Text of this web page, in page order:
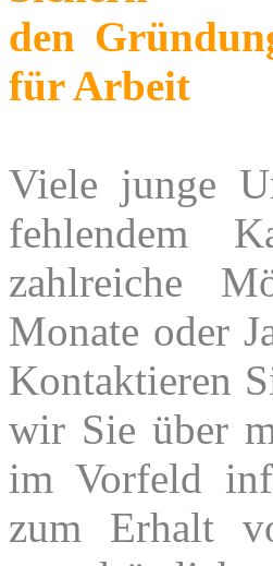
den
für Arbeit
Viele junge
fehlendem
zahlreiche
Monate oder
Kontaktieren
wir Sie über
im Vorfeld
zum Erhalt